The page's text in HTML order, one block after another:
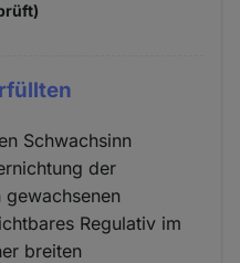
Schwachsinn
der
Regulativ im
breiten